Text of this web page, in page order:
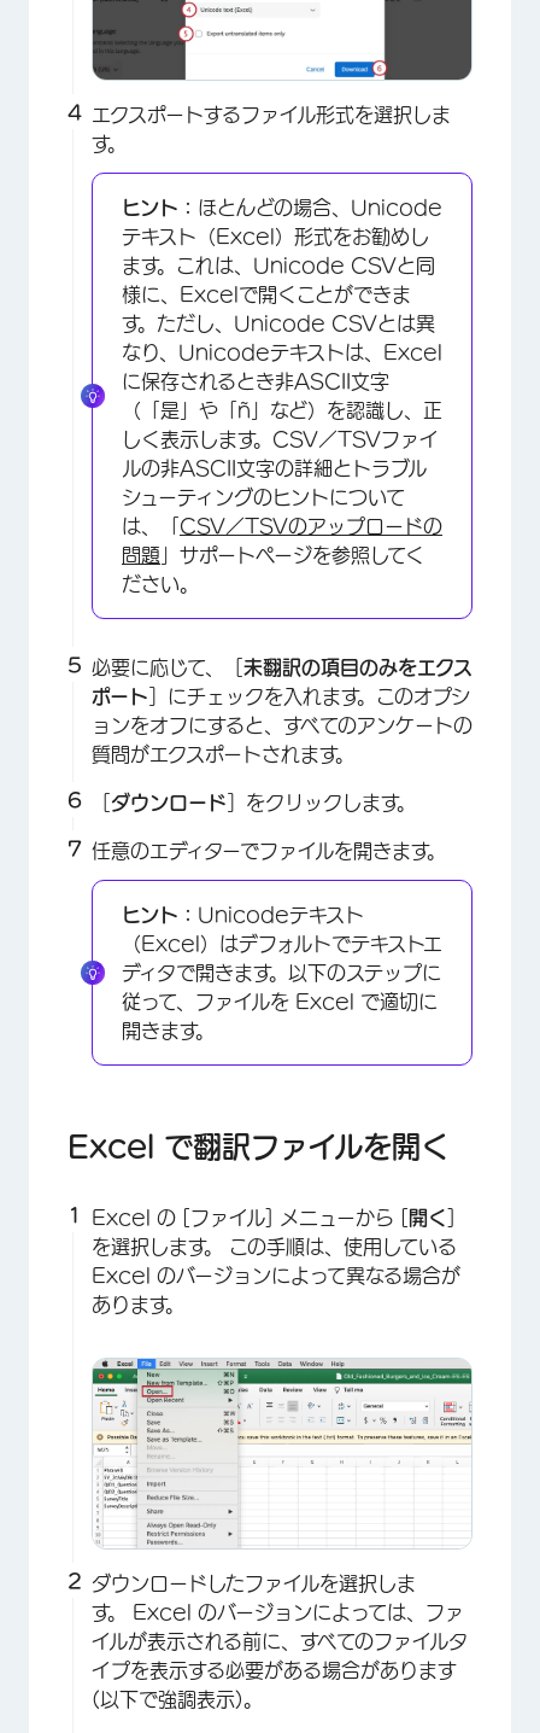
エクスポートするファイル形式を選択しま
す。
ヒント： ほとんどの場合、Unicode
テキスト（Excel）形式をお勧めし
ます。これは、Unicode CSVと同
様に、Excelで開くことができま
す。ただし、Unicode CSVとは異
なり、Unicodeテキストは、Excel
に保存されるとき非ASCII文字
（「是」や「ñ」など）を認識し、正
しく表示します。CSV／TSVファイ
ルの非ASCII文字の詳細とトラブル
シューティングのヒントについて
は、「 CSV／TSVのアップロードの
問題 」サポートページを参照してく
ださい。
必要に応じて、［ 未翻訳の項目のみをエクス
ポート ］にチェックを入れます。このオプシ
ョンをオフにすると、すべてのアンケートの
質問がエクスポートされます。
ダウンロード ］をクリックします。
任意のエディターでファイルを開きます。
ヒント： Unicodeテキスト
（Excel）はデフォルトでテキストエ
ディタで開きます。以下のステップに
従って、ファイルを Excel で適切に
開きます。
Excel で翻訳ファイルを開く
Excel の [ファイル] メニューから [ 開く
を選択します。 この手順は、使用している
Excel のバージョンによって異なる場合が
あります。
ダウンロードしたファイルを選択しま
す。 Excel のバージョンによっては、ファ
イルが表示される前に、すべてのファイルタ
イプを表示する必要がある場合があります
(以下で強調表示)。